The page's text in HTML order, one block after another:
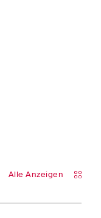
Alle Anzeigen